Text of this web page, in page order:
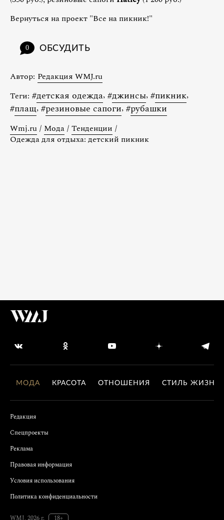
Вернуться на проект "Все на пикник!"
0 ОБСУДИТЬ
Автор: Редакция WMJ.ru
Теги: #детская одежда, #джинсы, #пикник,
#плащ, #резиновые сапоги, #рубашки
Wmj.ru / Мода / Тенденции /
Одежда для отдыха: детский пикник
МОДА КРАСОТА ОТНОШЕНИЯ СТИЛЬ ЖИЗНИ
Редакция
Спецпроекты
Реклама
Правовая информация
Условия использования
Политика конфиденциальности